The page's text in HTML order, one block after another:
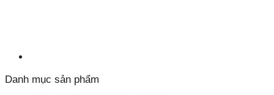
Danh mục sản phẩm